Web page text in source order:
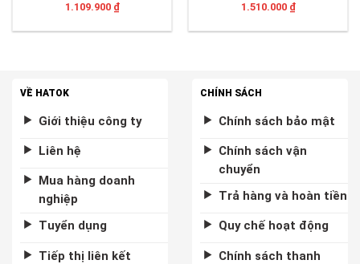
1.109.900 ₫
1.510.000 ₫
VỀ HATOK
Giới thiệu công ty
Liên hệ
Mua hàng doanh
nghiệp
Tuyển dụng
Tiếp thị liên kết
CHÍNH SÁCH
Chính sách bảo mật
Chính sách vận
chuyển
Trả hàng và hoàn tiền
Quy chế hoạt động
Chính sách thanh